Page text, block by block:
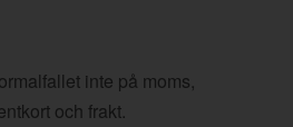
inte på moms,
och frakt.